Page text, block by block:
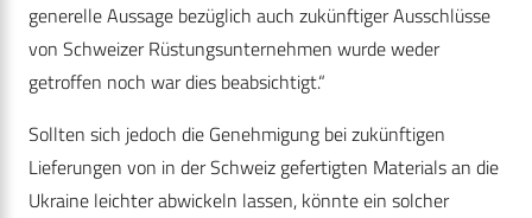
generelle Aussage bezüglich auch zukünftiger Ausschlüsse
von Schweizer Rüstungsunternehmen wurde weder
getroffen noch war dies beabsichtigt.“
Sollten sich jedoch die Genehmigung bei zukünftigen
Lieferungen von in der Schweiz gefertigten Materials an die
Ukraine leichter abwickeln lassen, könnte ein solcher